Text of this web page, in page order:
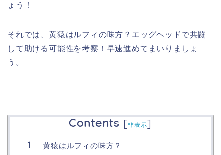
ょう！
それでは、黄猿はルフィの味方？エッグヘッドで共闘
して助ける可能性を考察！早速進めてまいりましょ
う。
Contents [非表示]
黄猿はルフィの味方？